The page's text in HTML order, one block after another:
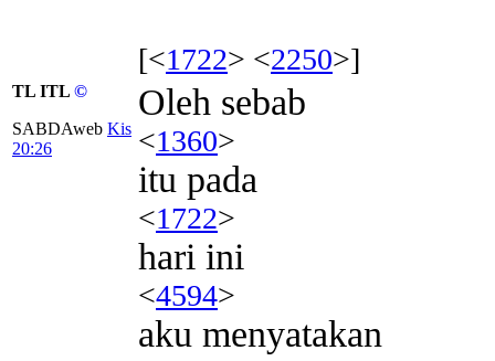
[<1722> <2250>]
TL ITL ©
SABDAweb Kis
20:26
Oleh sebab
<1360>
itu pada
<1722>
hari ini
<4594>
aku menyatakan